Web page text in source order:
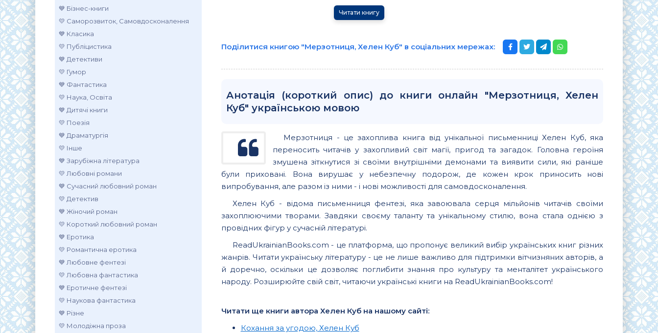
💙 Бізнес-книги
💛 Саморозвиток, Самовдосконалення
💙 Класика
💛 Публіцистика
💙 Детективи
💛 Гумор
💙 Фантастика
💛 Наука, Освіта
💙 Дитячі книги
💛 Поезія
💙 Драматургія
💛 Інше
💙 Зарубіжна література
💛 Любовні романи
💙 Сучасний любовний роман
💛 Детектив
💙 Жіночий роман
💛 Короткий любовний роман
💙 Еротика
💛 Романтична еротика
💙 Любовне фентезі
💛 Любовна фантастика
💙 Еротичне фентезі
💛 Наукова фантастика
💙 Різне
💛 Молодіжна проза
Читати книгу
Поділитися книгою "Мерзотниця, Хелен Куб" в соціальних мережах:
Анотація (короткий опис) до книги онлайн "Мерзотниця, Хелен
Куб" українською мовою
Мерзотниця - це захоплива книга від унікальної письменниці Хелен Куб, яка
переносить читачів у захопливий світ магії, пригод та загадок. Головна героїня
змушена зіткнутися зі своїми внутрішніми демонами та виявити сили, які раніше
були приховані. Вона вирушає у небезпечну подорож, де кожен крок приносить нові
випробування, але разом із ними - і нові можливості для самовдосконалення.
Хелен Куб - відома письменниця фентезі, яка завоювала серця мільйонів читачів своїми
захоплюючими творами. Завдяки своєму таланту та унікальному стилю, вона стала однією з
провідних фігур у сучасній літературі.
ReadUkrainianBooks.com - це платформа, що пропонує великий вибір українських книг різних
жанрів. Читати українську літературу - це не лише важливо для підтримки вітчизняних авторів, а
й доречно, оскільки це дозволяє поглибити знання про культуру та менталітет українського
народу. Розширюйте свій світ, читаючи українські книги на ReadUkrainianBooks.com!
Читати ще книги автора Хелен Куб на нашому сайті:
Кохання за угодою, Хелен Куб